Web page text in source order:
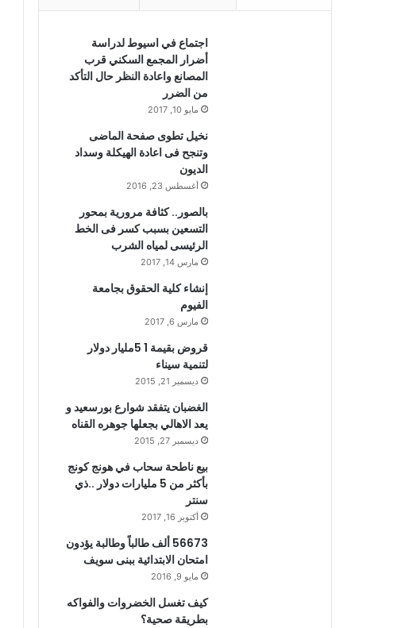
اجتماع في اسيوط لدراسة
أضرار المجمع السكني قرب
المصانع واعادة النظر حال التأكد
من الضرر
مايو 10, 2017
نخيل تطوى صفحة الماضى
وتنجح فى اعادة الهيكلة وسداد
الديون
أغسطس 23, 2016
بالصور.. كثافة مرورية بمحور
التسعين بسبب كسر فى الخط
الرئيسى لمياه الشرب
مارس 14, 2017
إنشاء كلية الحقوق بجامعة
الفيوم
مارس 6, 2017
قروض بقيمة 1 5مليار دولار
لتنمية سيناء
ديسمبر 21, 2015
الغضبان يتفقد شوارع بورسعيد و
يعد الاهالي بجعلها جوهره القناه
ديسمبر 27, 2015
بيع ناطحة سحاب في هونج كونج
بأكثر من 5 مليارات دولار ..ذي
سنتر
أكتوبر 16, 2017
56673 ألف طالباً وطالبة يؤدون
امتحان الابتدائية ببنى سويف
مايو 9, 2016
كيف تغسل الخضروات والفواكه
بطريقة صحية؟